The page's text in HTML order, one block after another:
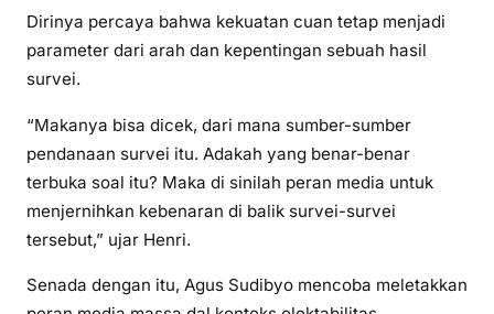
Dirinya percaya bahwa kekuatan cuan tetap menjadi
parameter dari arah dan kepentingan sebuah hasil
survei.
“Makanya bisa dicek, dari mana sumber-sumber
pendanaan survei itu. Adakah yang benar-benar
terbuka soal itu? Maka di sinilah peran media untuk
menjernihkan kebenaran di balik survei-survei
tersebut,” ujar Henri.
Senada dengan itu, Agus Sudibyo mencoba meletakkan